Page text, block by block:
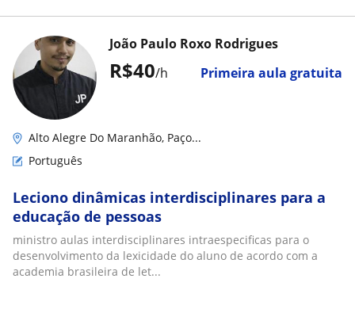
R$40/h Primeira aula gratuita
João Paulo Roxo Rodrigues
Alto Alegre Do Maranhão, Paço...
Português
Leciono dinâmicas interdisciplinares para a
educação de pessoas
ministro aulas interdisciplinares intraespecificas para o
desenvolvimento da lexicidade do aluno de acordo com a
academia brasileira de let...